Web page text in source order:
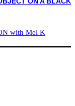
with Mel K